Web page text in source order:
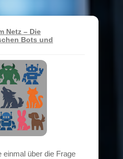
Netz – Die
Bots und
einmal über die Frage